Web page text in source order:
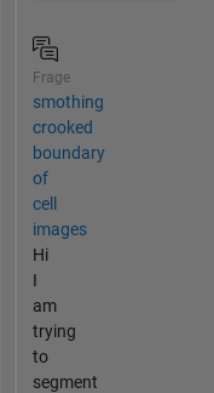
Frage
smothing
crooked
boundary
of
cell
images
Hi
I
am
trying
to
segment